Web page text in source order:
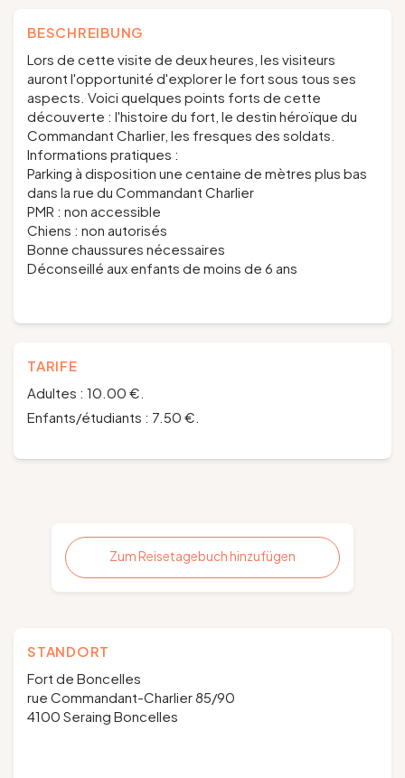
BESCHREIBUNG
Lors de cette visite de deux heures, les visiteurs
auront l'opportunité d'explorer le fort sous tous ses
aspects. Voici quelques points forts de cette
découverte : l'histoire du fort, le destin héroïque du
Commandant Charlier, les fresques des soldats.
Informations pratiques :
Parking à disposition une centaine de mètres plus bas
dans la rue du Commandant Charlier
PMR : non accessible
Chiens : non autorisés
Bonne chaussures nécessaires
Déconseillé aux enfants de moins de 6 ans
TARIFE
Adultes : 10.00 €.
Enfants/étudiants : 7.50 €.
Zum Reisetagebuch hinzufügen
STANDORT
Fort de Boncelles
rue Commandant-Charlier 85/90
4100 Seraing Boncelles